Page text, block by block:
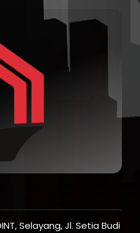
Selayang, Jl. Setia Budi